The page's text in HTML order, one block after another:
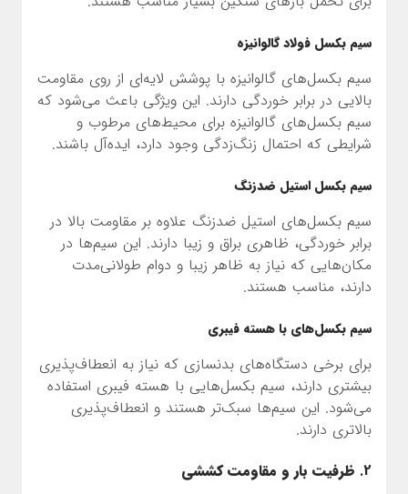
سیم بکسل فولاد گالوانیزه
سیم بکسل‌های گالوانیزه با پوشش لایه‌ای از روی مقاومت
بالایی در برابر خوردگی دارند. این ویژگی باعث می‌شود که
سیم بکسل‌های گالوانیزه برای محیط‌های مرطوب و
شرایطی که احتمال زنگ‌زدگی وجود دارد، ایده‌آل باشند.
سیم بکسل استیل ضدزنگ
سیم بکسل‌های استیل ضدزنگ علاوه بر مقاومت بالا در
برابر خوردگی، ظاهری براق و زیبا دارند. این سیم‌ها در
مکان‌هایی که نیاز به ظاهر زیبا و دوام طولانی‌مدت
دارند، مناسب هستند.
سیم بکسل‌های با هسته فیبری
برای برخی دستگاه‌های بدنسازی که نیاز به انعطاف‌پذیری
بیشتری دارند، سیم بکسل‌هایی با هسته فیبری استفاده
می‌شود. این سیم‌ها سبک‌تر هستند و انعطاف‌پذیری
بالاتری دارند.
2. ظرفیت بار و مقاومت کششی